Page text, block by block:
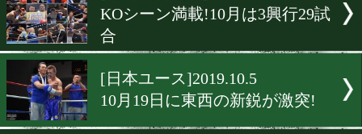
土屋修平が電撃復帰!
[有料試合動画]2019.11.10
令和のゴッドレフトになる